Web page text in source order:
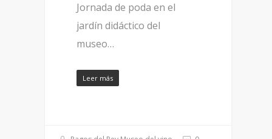
Jornada de poda en el
jardín didáctico del
museo…
Leer más